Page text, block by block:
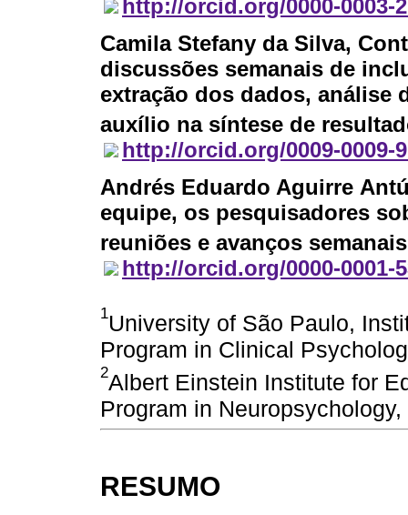
http://orcid.org/0000-0003-
Camila Stefany da Silva,
discussões semanais de
extração dos dados,
auxílio na síntese de
http://orcid.org/0009-0009-
Andrés Eduardo Aguirre
equipe, os pesquisadores
reuniões e avanços
http://orcid.org/0000-0001-
1University of São Paulo,
Program in Clinical
2Albert Einstein Institute for
Program in
RESUMO